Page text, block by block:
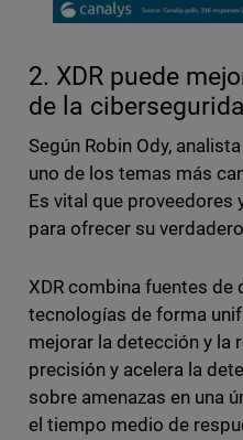
2. XDR puede
de la
Según Robin Ody,
uno de los temas más
Es vital que proveedores
para ofrecer su
XDR combina fuentes de
tecnologías de forma
mejorar la detección y la
precisión y acelera la
sobre amenazas en una
el tiempo medio de